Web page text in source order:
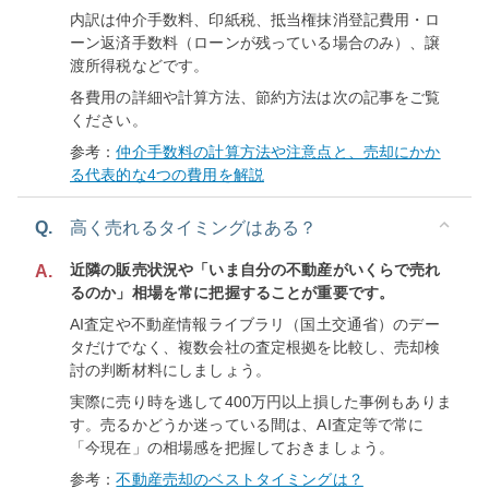
内訳は仲介手数料、印紙税、抵当権抹消登記費用・ロ
ーン返済手数料（ローンが残っている場合のみ）、譲
渡所得税などです。
各費用の詳細や計算方法、節約方法は次の記事をご覧
ください。
参考：仲介手数料の計算方法や注意点と、売却にかか
る代表的な4つの費用を解説
Q. 高く売れるタイミングはある？
A.
近隣の販売状況や「いま自分の不動産がいくらで売れ
るのか」相場を常に把握することが重要です。
AI査定や不動産情報ライブラリ（国土交通省）のデー
タだけでなく、複数会社の査定根拠を比較し、売却検
討の判断材料にしましょう。
実際に売り時を逃して400万円以上損した事例もありま
す。売るかどうか迷っている間は、AI査定等で常に
「今現在」の相場感を把握しておきましょう。
参考：不動産売却のベストタイミングは？